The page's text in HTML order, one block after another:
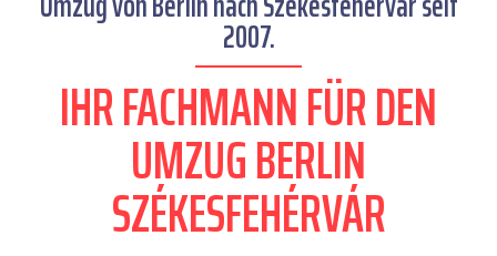
2007.
IHR FACHMANN FÜR DEN
UMZUG BERLIN
SZÉKESFEHÉRVÁR